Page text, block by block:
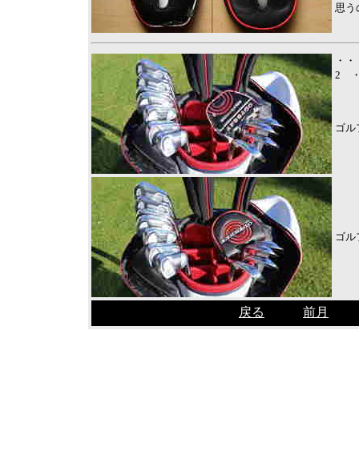
思う
・
2 ・
ゴ
ゴ
戻る 前月